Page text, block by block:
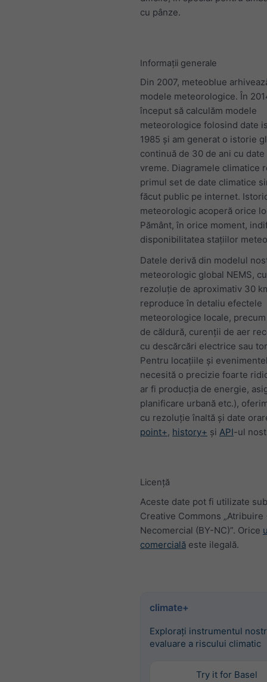
cu pânze.
Informații generale
Din 2007, meteoblue
modele meteorologice. În
început să calculăm modele
meteorologice folosind date
1985 și am generat o istorie
continuă de 30 de ani cu
vreme. Diagramele climatice
primul set de date climatice
făcut public pe internet.
meteorologic acoperă orice
Pământ, în orice moment,
disponibilitatea stațiilor
Datele derivă din modelul
meteorologic global NEMS,
rezoluție de aproximativ 30
reproduce în detaliu efectele
meteorologice locale,
de căldură, curenții de aer
cu descărcări electrice sau
Pentru locațiile și
necesită o precizie foarte
ar fi producția de energie,
planificare urbană etc.),
cu rezoluție înaltă și date
point+, history+ și API-ul
Licență
Aceste date pot fi utilizate
Creative Commons „Atribuire
Necomercial (BY-NC)”. Orice
comercială este ilegală.
climate+
Explorați instrumentul
evaluare a riscului climatic
Try it for Basel